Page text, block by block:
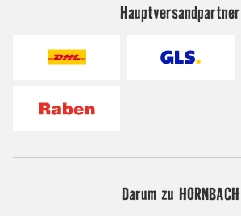
Hauptversandpartner
Darum zu HORNBACH